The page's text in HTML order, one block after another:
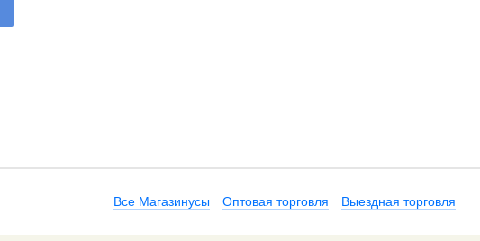
Все Магазинусы Оптовая торговля Выездная торговля